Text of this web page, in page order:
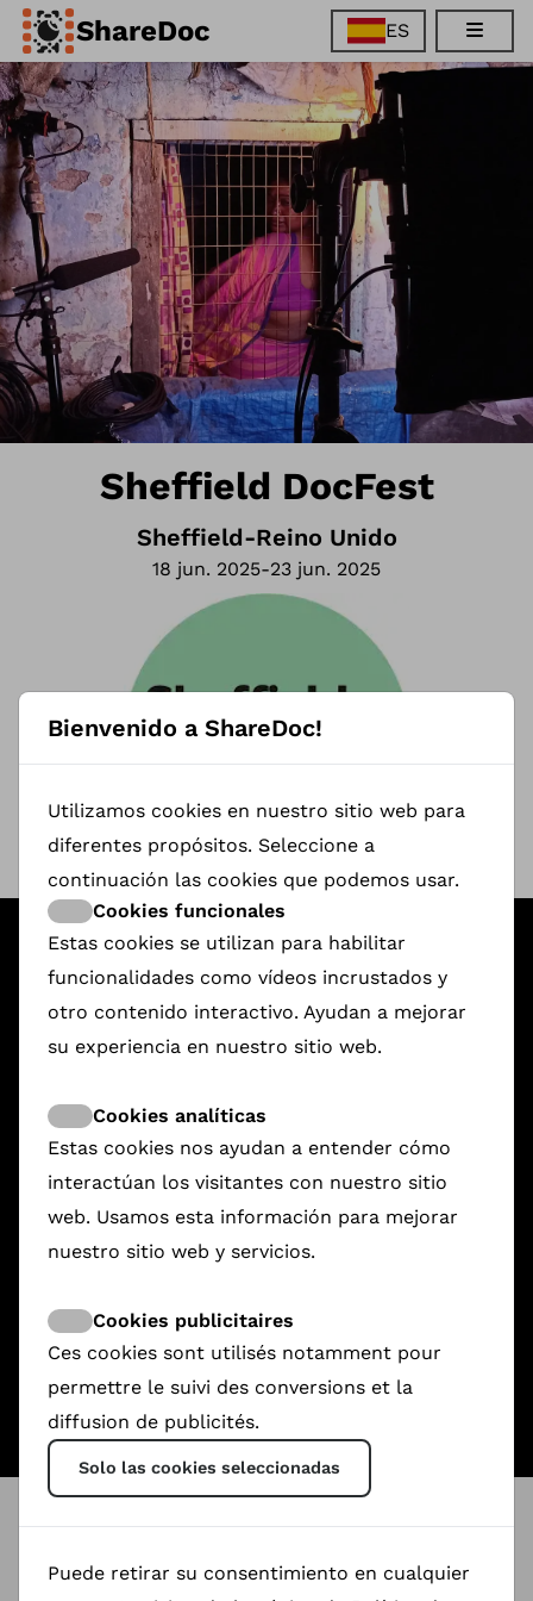
ShareDoc
ES
EN
FR
DE
ES
Sheffield DocFest
Sheffield-Reino Unido
18 jun. 2025-23 jun. 2025
Featured ShareDoc Documentaries
3.573,00 €
110,00 €
1.568,00 €
60,00 €
3.250,00 €
112,00 €
ShareDoc@Sheffield DocFest
support we explane how to use ShareDoc.
Bienvenido a ShareDoc!
Utilizamos cookies en nuestro sitio web para
diferentes propósitos. Seleccione a
continuación las cookies que podemos usar.
Cookies funcionales
Estas cookies se utilizan para habilitar
funcionalidades como vídeos incrustados y
otro contenido interactivo. Ayudan a mejorar
su experiencia en nuestro sitio web.
Cookies analíticas
Estas cookies nos ayudan a entender cómo
interactúan los visitantes con nuestro sitio
web. Usamos esta información para mejorar
nuestro sitio web y servicios.
Cookies publicitaires
Ces cookies sont utilisés notamment pour
permettre le suivi des conversions et la
diffusion de publicités.
Solo las cookies seleccionadas
Puede retirar su consentimiento en cualquier